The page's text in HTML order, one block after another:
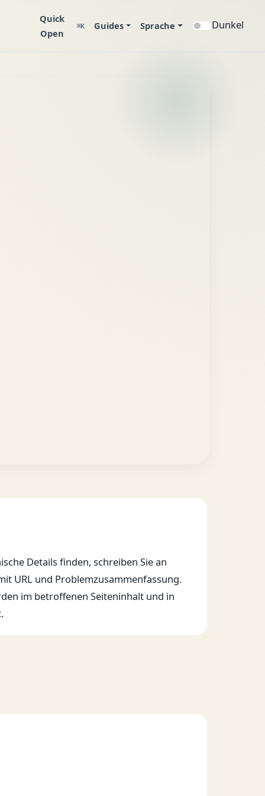
Quick
Open
⌘K Guides Sprache Dunkel
Details finden, schreiben Sie an
URL und Problemzusammenfassung.
im betroffenen Seiteninhalt und in